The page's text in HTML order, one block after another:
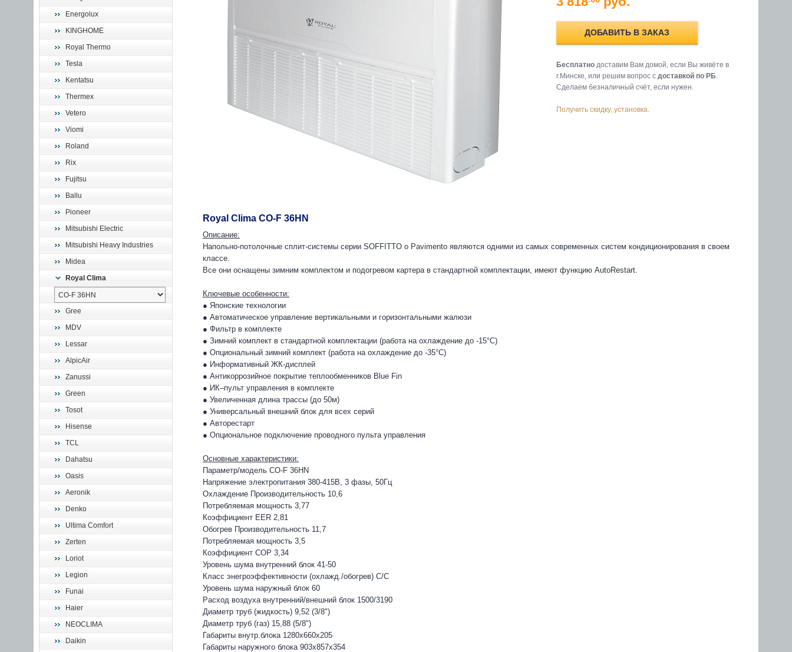
Energolux
KINGHOME
Royal Thermo
Tesla
Kentatsu
Thermex
Vetero
Viomi
Roland
Rix
Fujitsu
Ballu
Pioneer
Mitsubishi Electric
Mitsubishi Heavy Industries
Midea
Royal Clima
Gree
MDV
Lessar
AlpicAir
Zanussi
Green
Tosot
Hisense
TCL
Dahatsu
Oasis
Aeronik
Denko
Ultima Comfort
Zerten
Loriot
Legion
Funai
Haier
NEOCLIMA
Daikin
ДОБАВИТЬ В ЗАКАЗ
Бесплатнодоставим Вам домой, если Вы живёте в
г.Минске, или решим вопрос с доставкой по РБ.
Cделаем безналичный счёт, если нужен.
Получить скидку, установка.
Royal Clima CO-F 36HN
Описание:
Напольно-потолочные сплит-системы серии SOFFITTO o Pavimento являются одними из самых современных систем кондиционирования в своем
классе.
Все они оснащены зимним комплектом и подогревом картера в стандартной комплектации, имеют функцию AutoRestart.
Ключевые особенности:
● Японские технологии
● Автоматическое управление вертикальными и горизонтальными жалюзи
● Фильтр в комплекте
● Зимний комплект в стандартной комплектации (работа на охлаждение до -15°С)
● Опциональный зимний комплект (работа на охлаждение до -35°С)
● Информативный ЖК-дисплей
● Антикоррозийное покрытие теплообменников Blue Fin
● ИК–пульт управления в комплекте
● Увеличенная длина трассы (до 50м)
● Универсальный внешний блок для всех серий
● Авторестарт
● Опциональное подключение проводного пульта управления
Основные характеристики:
Параметр/модель CO-F 36HN
Напряжение электропитания 380-415В, 3 фазы, 50Гц
Охлаждение Производительность 10,6
Потребляемая мощность 3,77
Коэффициент EER 2,81
Обогрев Производительность 11,7
Потребляемая мощность 3,5
Коэффициент СОР 3,34
Уровень шума внутренний блок 41-50
Класс энегроэффективности (охлажд./обогрев) С/С
Уровень шума наружный блок 60
Расход воздуха внутренний/внешний блок 1500/3190
Диаметр труб (жидкость) 9,52 (3/8")
Диаметр труб (газ) 15,88 (5/8")
Габариты внутр.блока 1280x660x205
Габариты наружного блока 903x857x354